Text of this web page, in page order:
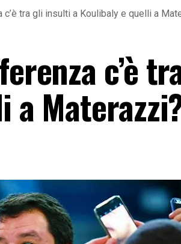
c’è tra gli insulti a Koulibaly e quelli a
c’è
a